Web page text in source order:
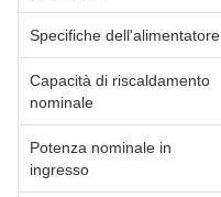
Specifiche dell'alimentatore
Capacità di riscaldamento
nominale
Potenza nominale in
ingresso